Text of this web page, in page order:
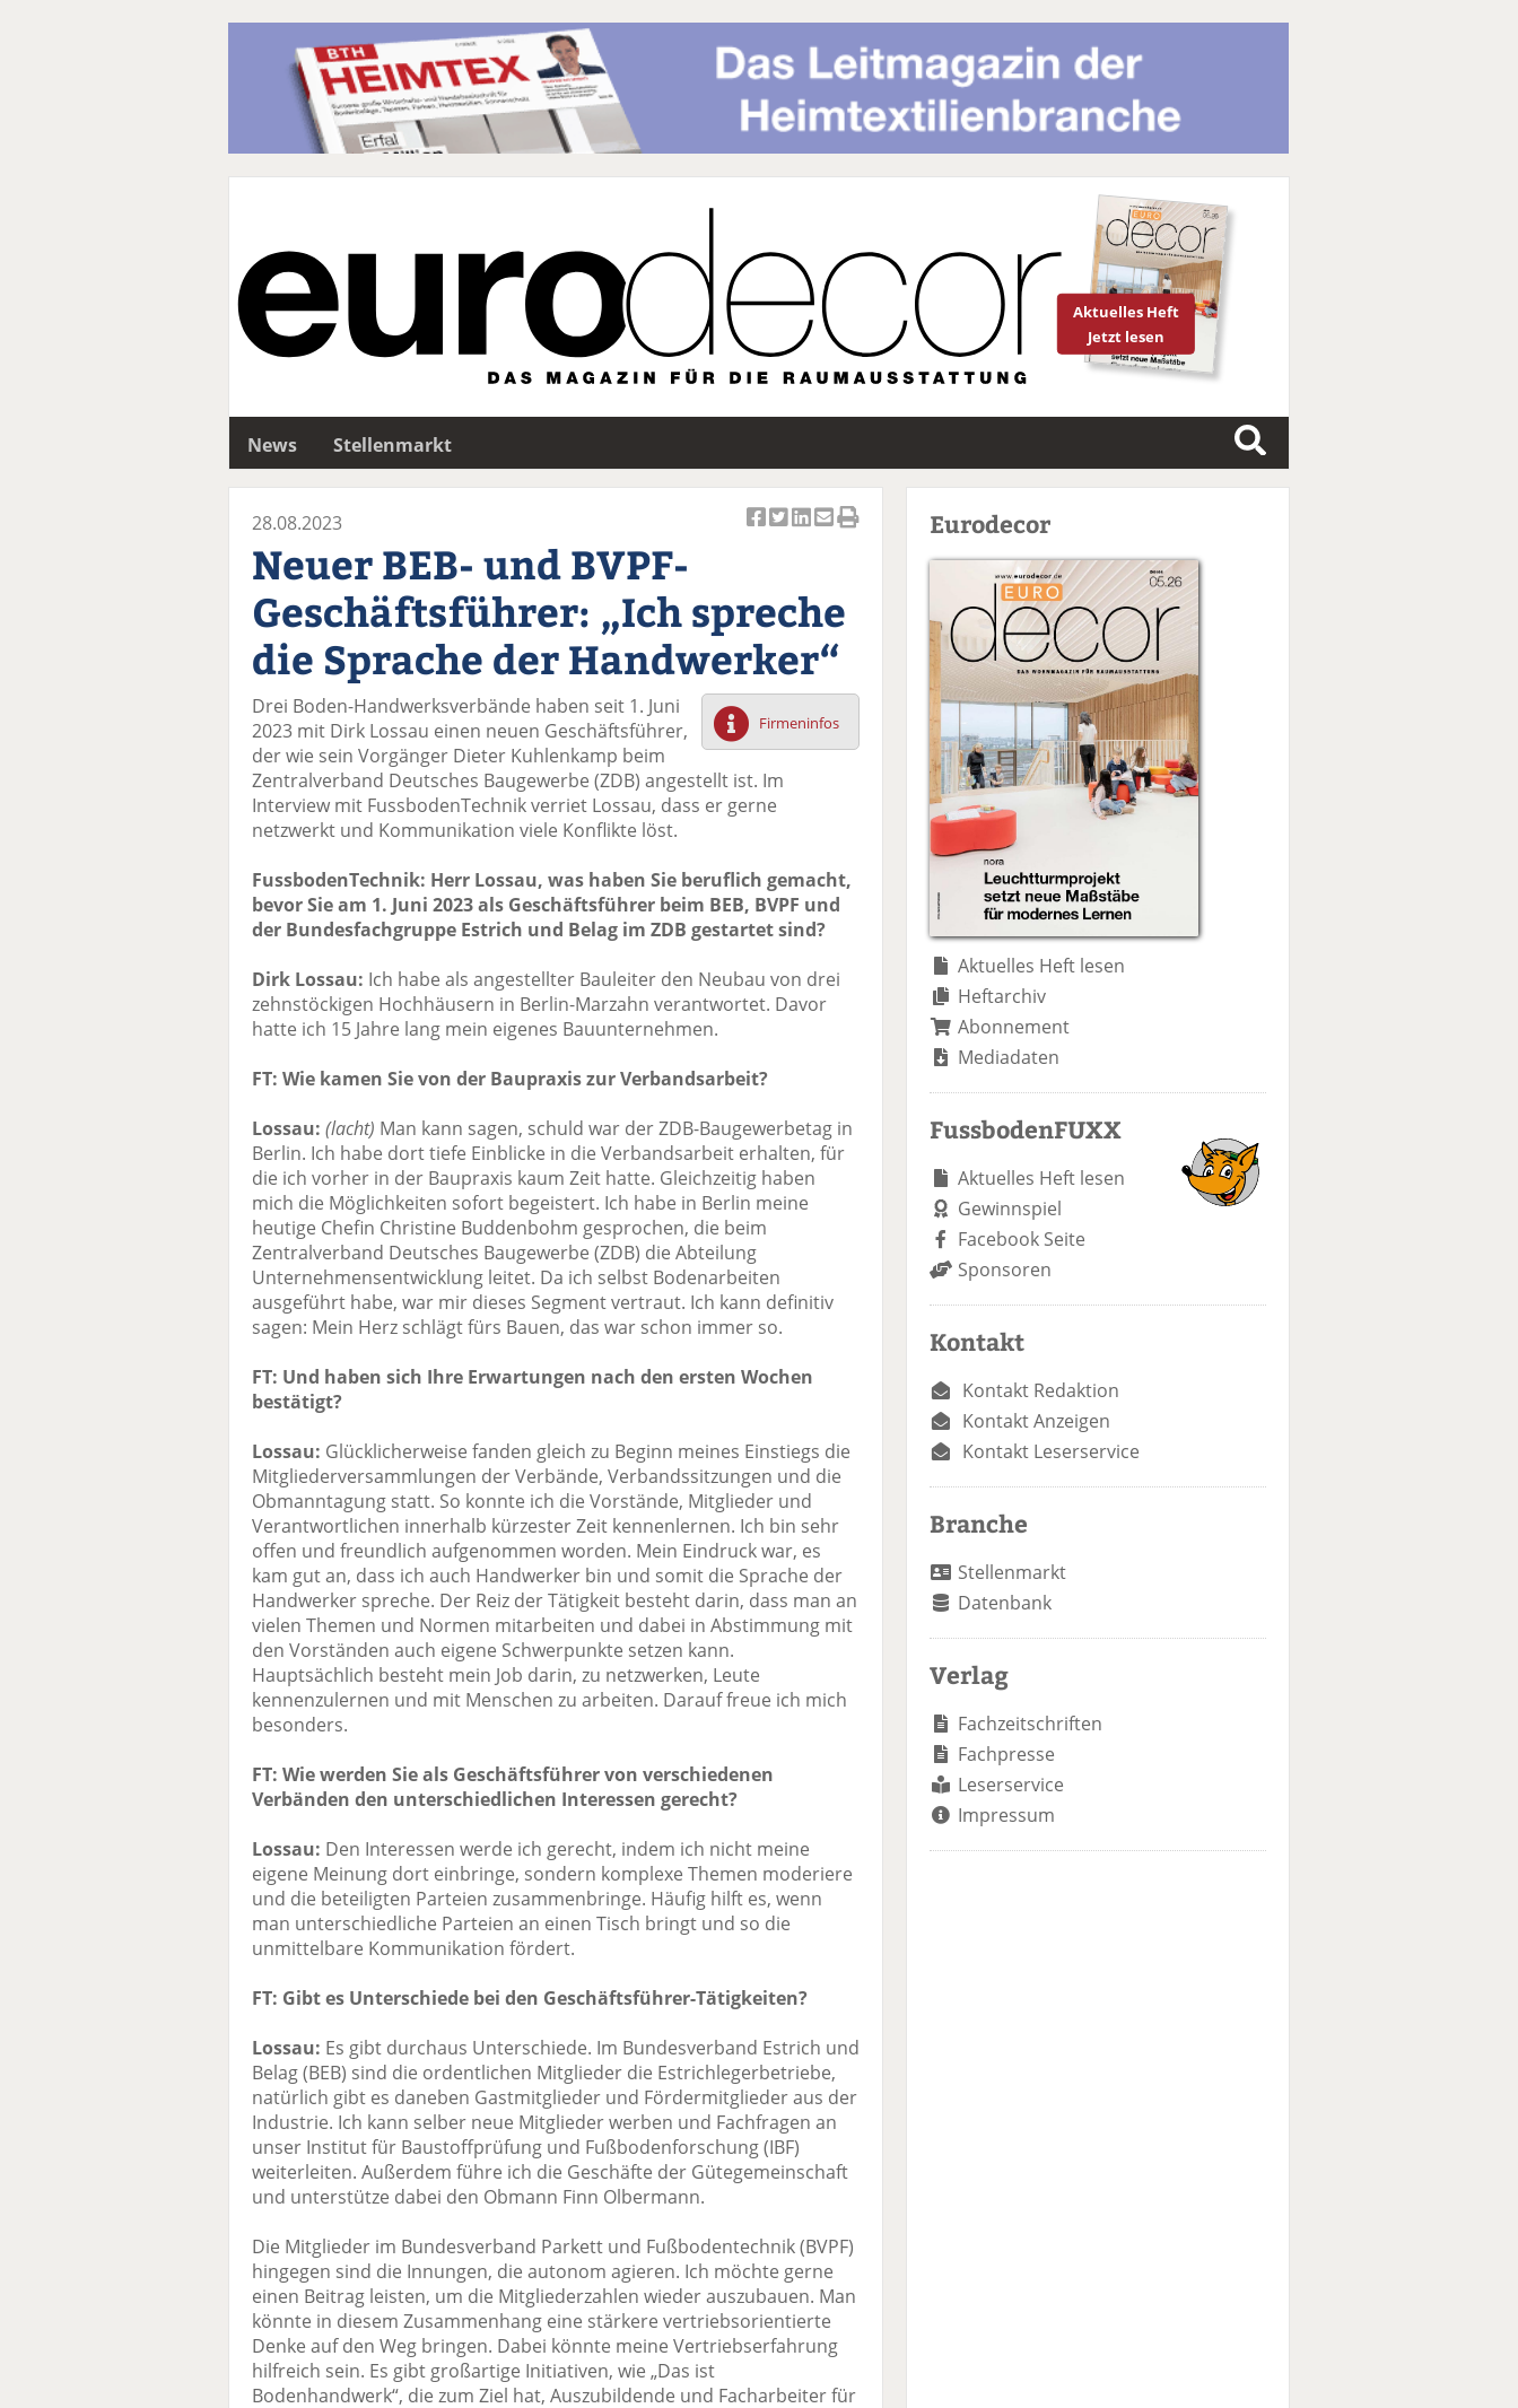
Aktuelles Heft
Jetzt lesen
News
Stellenmarkt
S
u
el
a
uf
F
ac
e
o
o
te
il
e
n
el
wi
tt
er
k
el
uf
Li
n
e
n
el
p
er
E
m
n
d
e
n
el
D
ck
e
28.08.2023
Neuer BEB- und BVPF-
Geschäftsführer: „Ich spreche
die Sprache der Handwerker“
Firmeninfos
Drei Boden-Handwerksverbände haben seit 1. Juni
2023 mit Dirk Lossau einen neuen Geschäftsführer,
der wie sein Vorgänger Dieter Kuhlenkamp beim
Zentralverband Deutsches Baugewerbe (ZDB) angestellt ist. Im
Interview mit FussbodenTechnik verriet Lossau, dass er gerne
netzwerkt und Kommunikation viele Konflikte löst.
FussbodenTechnik: Herr Lossau, was haben Sie beruflich gemacht,
bevor Sie am 1. Juni 2023 als Geschäftsführer beim BEB, BVPF und
der Bundesfachgruppe Estrich und Belag im ZDB gestartet sind?
Dirk Lossau: Ich habe als angestellter Bauleiter den Neubau von drei
zehnstöckigen Hochhäusern in Berlin-Marzahn verantwortet. Davor
hatte ich 15 Jahre lang mein eigenes Bauunternehmen.
FT: Wie kamen Sie von der Baupraxis zur Verbandsarbeit?
Lossau: (lacht) Man kann sagen, schuld war der ZDB-Baugewerbetag in
Berlin. Ich habe dort tiefe Einblicke in die Verbandsarbeit erhalten, für
die ich vorher in der Baupraxis kaum Zeit hatte. Gleichzeitig haben
mich die Möglichkeiten sofort begeistert. Ich habe in Berlin meine
heutige Chefin Christine Buddenbohm gesprochen, die beim
Zentralverband Deutsches Baugewerbe (ZDB) die Abteilung
Unternehmensentwicklung leitet. Da ich selbst Bodenarbeiten
ausgeführt habe, war mir dieses Segment vertraut. Ich kann definitiv
sagen: Mein Herz schlägt fürs Bauen, das war schon immer so.
FT: Und haben sich Ihre Erwartungen nach den ersten Wochen
bestätigt?
Lossau: Glücklicherweise fanden gleich zu Beginn meines Einstiegs die
Mitgliederversammlungen der Verbände, Verbandssitzungen und die
Obmanntagung statt. So konnte ich die Vorstände, Mitglieder und
Verantwortlichen innerhalb kürzester Zeit kennenlernen. Ich bin sehr
offen und freundlich aufgenommen worden. Mein Eindruck war, es
kam gut an, dass ich auch Handwerker bin und somit die Sprache der
Handwerker spreche. Der Reiz der Tätigkeit besteht darin, dass man an
vielen Themen und Normen mitarbeiten und dabei in Abstimmung mit
den Vorständen auch eigene Schwerpunkte setzen kann.
Hauptsächlich besteht mein Job darin, zu netzwerken, Leute
kennenzulernen und mit Menschen zu arbeiten. Darauf freue ich mich
besonders.
FT: Wie werden Sie als Geschäftsführer von verschiedenen
Verbänden den unterschiedlichen Interessen gerecht?
Lossau: Den Interessen werde ich gerecht, indem ich nicht meine
eigene Meinung dort einbringe, sondern komplexe Themen moderiere
und die beteiligten Parteien zusammenbringe. Häufig hilft es, wenn
man unterschiedliche Parteien an einen Tisch bringt und so die
unmittelbare Kommunikation fördert.
FT: Gibt es Unterschiede bei den Geschäftsführer-Tätigkeiten?
Lossau: Es gibt durchaus Unterschiede. Im Bundesverband Estrich und
Belag (BEB) sind die ordentlichen Mitglieder die Estrichlegerbetriebe,
natürlich gibt es daneben Gastmitglieder und Fördermitglieder aus der
Industrie. Ich kann selber neue Mitglieder werben und Fachfragen an
unser Institut für Baustoffprüfung und Fußbodenforschung (IBF)
weiterleiten. Außerdem führe ich die Geschäfte der Gütegemeinschaft
und unterstütze dabei den Obmann Finn Olbermann.
Die Mitglieder im Bundesverband Parkett und Fußbodentechnik (BVPF)
hingegen sind die Innungen, die autonom agieren. Ich möchte gerne
einen Beitrag leisten, um die Mitgliederzahlen wieder auszubauen. Man
könnte in diesem Zusammenhang eine stärkere vertriebsorientierte
Denke auf den Weg bringen. Dabei könnte meine Vertriebserfahrung
hilfreich sein. Es gibt großartige Initiativen, wie „Das ist
Bodenhandwerk“, die zum Ziel hat, Auszubildende und Facharbeiter für
Eurodecor
Aktuelles Heft lesen
Heftarchiv
Abonnement
Mediadaten
FussbodenFUXX
Aktuelles Heft lesen
Gewinnspiel
Facebook Seite
Sponsoren
Kontakt
Kontakt Redaktion
Kontakt Anzeigen
Kontakt Leserservice
Branche
Stellenmarkt
Datenbank
Verlag
Fachzeitschriften
Fachpresse
Leserservice
Impressum